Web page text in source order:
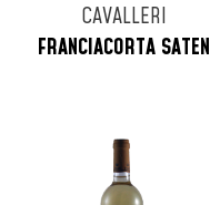
CAVALLERI
FRANCIACORTA SATEN